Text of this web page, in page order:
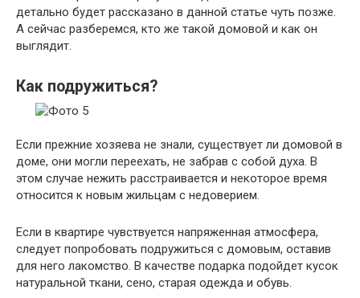
детально будет рассказано в данной статье чуть позже.
А сейчас разберемся, кто же такой домовой и как он
выглядит.
Как подружиться?
Если прежние хозяева не знали, существует ли домовой в
доме, они могли переехать, не забрав с собой духа. В
этом случае нежить расстраивается и некоторое время
относится к новым жильцам с недоверием.
Если в квартире чувствуется напряженная атмосфера,
следует попробовать подружиться с домовым, оставив
для него лакомство. В качестве подарка подойдет кусок
натуральной ткани, сено, старая одежда и обувь.